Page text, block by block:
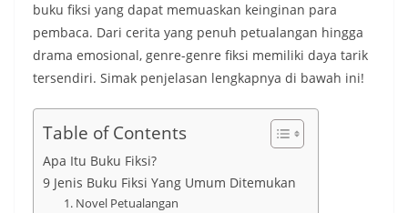
buku fiksi yang dapat memuaskan keinginan para
pembaca. Dari cerita yang penuh petualangan hingga
drama emosional, genre-genre fiksi memiliki daya tarik
tersendiri. Simak penjelasan lengkapnya di bawah ini!
Table of Contents
Apa Itu Buku Fiksi?
9 Jenis Buku Fiksi Yang Umum Ditemukan
1. Novel Petualangan